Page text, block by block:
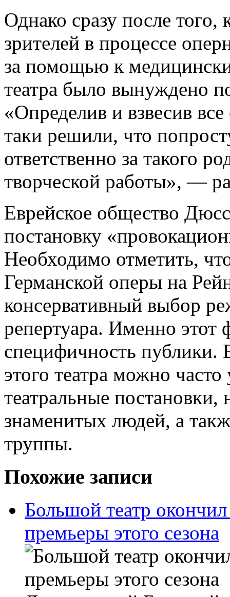
Однако сразу после того,
зрителей в процессе
за помощью к
театра было вынуждено
«Определив и взвесив
таки решили, что
ответственно за такого
творческой работы», —
Еврейское общество
постановку
Необходимо отметить,
Германской оперы на
консервативный выбор
репертуара. Именно этот
специфичность публики.
этого театра можно
театральные
знаменитых людей, а
труппы.
Похожие записи
Большой театр
премьеры этого сезона